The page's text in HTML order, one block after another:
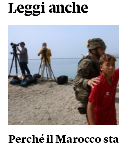
Leggi anche
Perché il Marocco